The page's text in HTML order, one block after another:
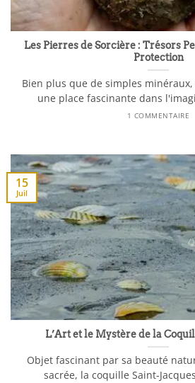
Les Pierres de Sorcière : Trésors
Protection
Bien plus que de simples
une place fascinante dans
1 COMMENTAIRE
L’Art et le Mystère de la
Objet fascinant par sa beauté
sacrée, la coquille Saint-
15
Juil